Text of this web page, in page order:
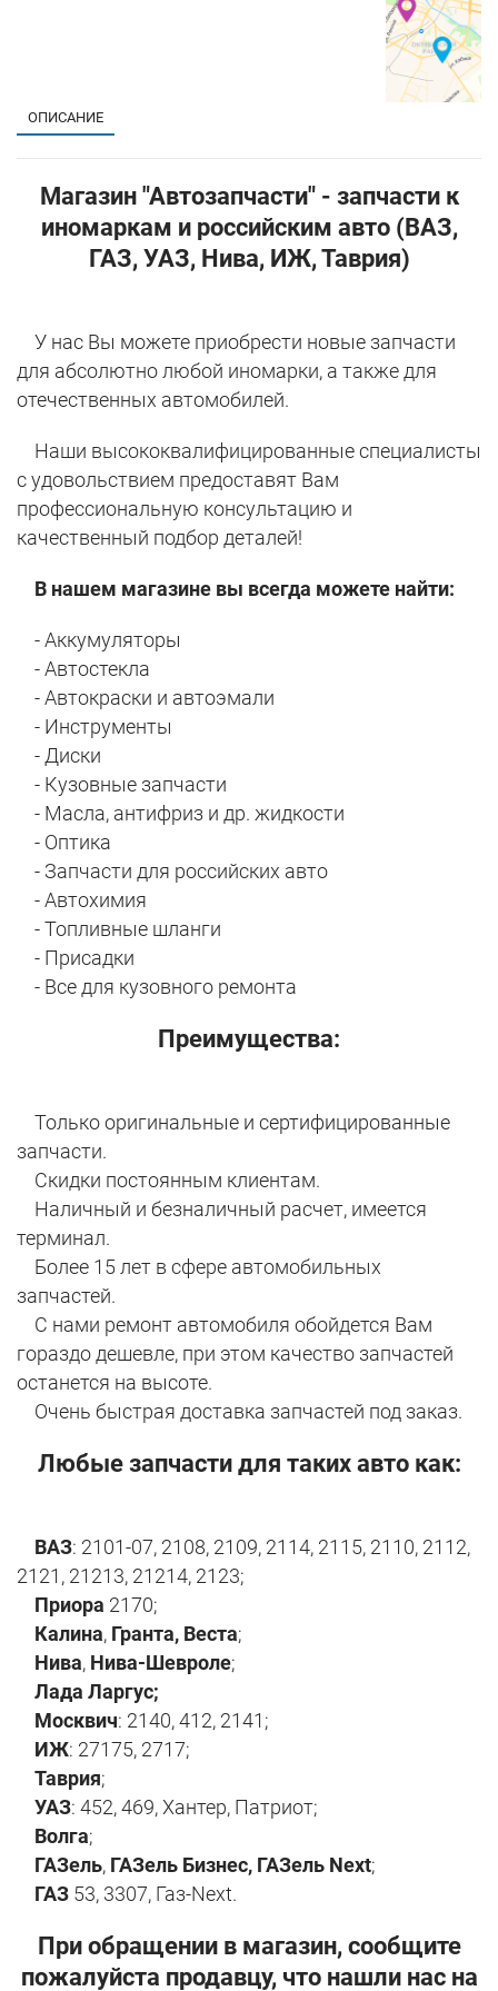
ОПИСАНИЕ
Магазин "Автозапчасти" - запчасти к
иномаркам и российским авто (ВАЗ,
ГАЗ, УАЗ, Нива, ИЖ, Таврия)
У нас Вы можете приобрести новые запчасти
для абсолютно любой иномарки, а также для
отечественных автомобилей.
Наши высококвалифицированные специалисты
с удовольствием предоставят Вам
профессиональную консультацию и
качественный подбор деталей!
В нашем магазине вы всегда можете найти:
- Аккумуляторы
- Автостекла
- Автокраски и автоэмали
- Инструменты
- Диски
- Кузовные запчасти
- Масла, антифриз и др. жидкости
- Оптика
- Запчасти для российских авто
- Автохимия
- Топливные шланги
- Присадки
- Все для кузовного ремонта
Преимущества:
Только оригинальные и сертифицированные
запчасти.
Скидки постоянным клиентам.
Наличный и безналичный расчет, имеется
терминал.
Более 15 лет в сфере автомобильных
запчастей.
С нами ремонт автомобиля обойдется Вам
гораздо дешевле, при этом качество запчастей
останется на высоте.
Очень быстрая доставка запчастей под заказ.
Любые запчасти для таких авто как:
ВАЗ: 2101-07, 2108, 2109, 2114, 2115, 2110, 2112,
2121, 21213, 21214, 2123;
Приора 2170;
Калина, Гранта, Веста;
Нива, Нива-Шевроле;
Лада Ларгус;
Москвич: 2140, 412, 2141;
ИЖ: 27175, 2717;
Таврия;
УАЗ: 452, 469, Хантер, Патриот;
Волга;
ГАЗель, ГАЗель Бизнес, ГАЗель Next;
ГАЗ 53, 3307, Газ-Next.
При обращении в магазин, сообщите
пожалуйста продавцу, что нашли нас на